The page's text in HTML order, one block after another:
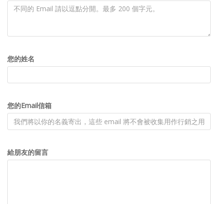
您的姓名
您的Email信箱
給朋友的留言